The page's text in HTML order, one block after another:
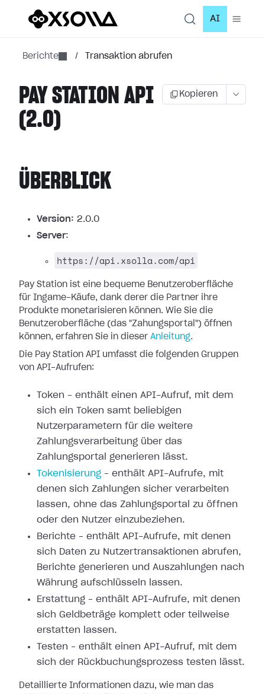
AI
Berichte / Transaktion abrufen
PAY STATION API
(2.0)
Kopieren
ÜBERBLICK
Version: 2.0.0
Server:
https://api.xsolla.com/api
Pay Station ist eine bequeme Benutzeroberfläche
für Ingame-Käufe, dank derer die Partner ihre
Produkte monetarisieren können. Wie Sie die
Benutzeroberfläche (das "Zahungsportal") öffnen
können, erfahren Sie in dieser Anleitung.
Die Pay Station API umfasst die folgenden Gruppen
von API-Aufrufen:
Token – enthält einen API-Aufruf, mit dem
sich ein Token samt beliebigen
Nutzerparametern für die weitere
Zahlungsverarbeitung über das
Zahlungsportal
generieren lässt.
Tokenisierung – enthält API-Aufrufe, mit
denen sich Zahlungen sicher verarbeiten
lassen, ohne das Zahlungsportal zu öffnen
oder den Nutzer einzubeziehen.
Berichte – enthält API-Aufrufe, mit denen
sich Daten zu Nutzertransaktionen abrufen,
Berichte generieren und Auszahlungen nach
Währung aufschlüsseln lassen.
Erstattung – enthält API-Aufrufe, mit denen
sich Geldbeträge komplett oder teilweise
erstatten lassen.
Testen – enthält einen API-Aufruf, mit dem
sich der Rückbuchungsprozess testen
lässt.
Detaillierte Informationen dazu, wie man das